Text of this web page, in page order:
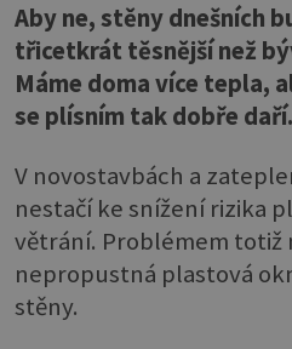
Aby ne, stěny dnešních
třicetkrát těsnější než
Máme doma více tepla,
se plísním tak dobře daří.
V novostavbách a
nestačí ke snížení rizika
větrání. Problémem totiž
nepropustná plastová
stěny.